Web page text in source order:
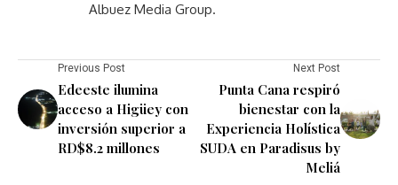
Albuez Media Group.
Previous Post
Edeeste ilumina
acceso a Higüey con
inversión superior a
RD$8.2 millones
Next Post
Punta Cana respiró
bienestar con la
Experiencia Holística
SUDA en Paradisus by
Meliá